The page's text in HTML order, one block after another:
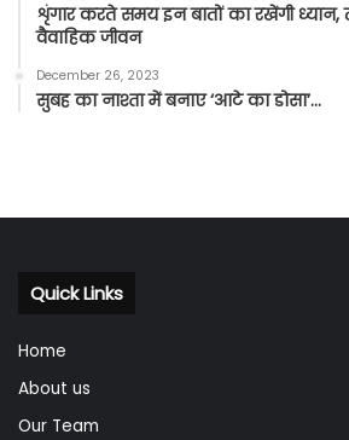
शृंगार करते समय इन बातों का रखेंगी ध्यान,
वैवाहिक जीवन
December 26, 2023
सुबह का नाश्ता में बनाए ‘आटे का डोसा’…
Quick Links
Home
About us
Our Team